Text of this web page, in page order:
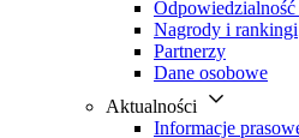
Odpowiedzialność
Nagrody i rankingi
Partnerzy
Dane osobowe
Aktualności
Informacje